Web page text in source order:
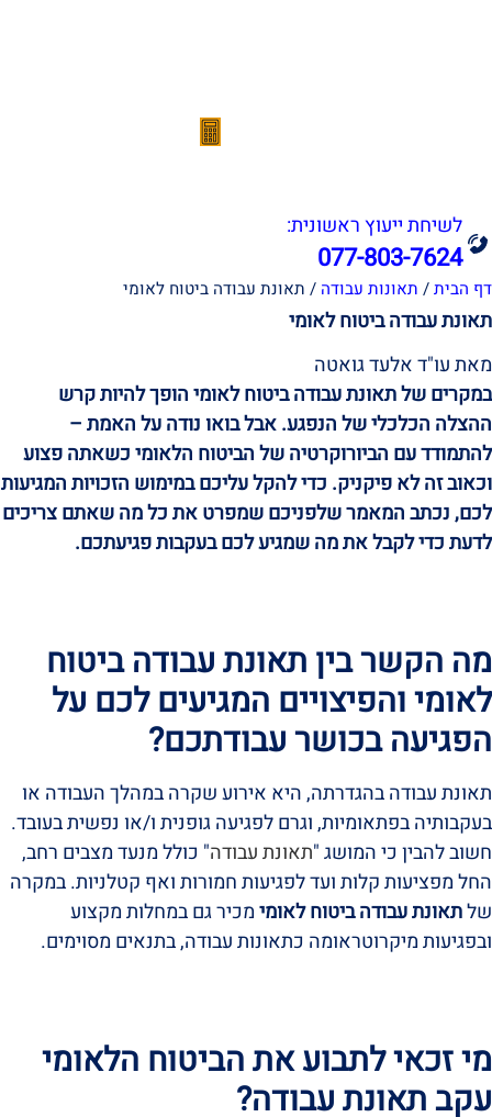
לשיחת ייעוץ ראשונית:
077-803-7624
דף הבית/ תאונות עבודה / תאונת עבודה ביטוח לאומי
תאונת עבודה ביטוח לאומי
מאת עו"ד אלעד גואטה
במקרים של תאונת עבודה ביטוח לאומי הופך להיות קרש
ההצלה הכלכלי של הנפגע. אבל בואו נודה על האמת –
להתמודד עם הביורוקרטיה של הביטוח הלאומי כשאתה פצוע
וכאוב זה לא פיקניק. כדי להקל עליכם במימוש הזכויות המגיעות
לכם, נכתב המאמר שלפניכם שמפרט את כל מה שאתם צריכים
לדעת כדי לקבל את מה שמגיע לכם בעקבות פגיעתכם.
מה הקשר בין תאונת עבודה ביטוח
לאומי והפיצויים המגיעים לכם על
הפגיעה בכושר עבודתכם?
תאונת עבודה בהגדרתה, היא אירוע שקרה במהלך העבודה או
בעקבותיה בפתאומיות, וגרם לפגיעה גופנית ו/או נפשית בעובד.
חשוב להבין כי המושג "תאונת עבודה" כולל מנעד מצבים רחב,
החל מפציעות קלות ועד לפגיעות חמורות ואף קטלניות. במקרה
שלתאונת עבודה ביטוח לאומימכיר גם במחלות מקצוע
ובפגיעות מיקרוטראומה כתאונות עבודה, בתנאים מסוימים.
מי זכאי לתבוע את הביטוח הלאומי
עקב תאונת עבודה?